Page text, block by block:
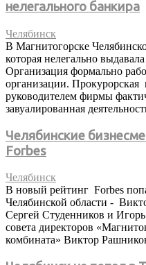
нелегального банкира
Челябинск
В Магнитогорске
которая нелегально
Организация формально
организации. Прокурорская
руководителем фирмы
завуалированная
Челябинские
Forbes
Челябинск
В новый рейтинг Forbes
Челябинской области -
Сергей Студенников и
совета директоров
комбината» Виктор